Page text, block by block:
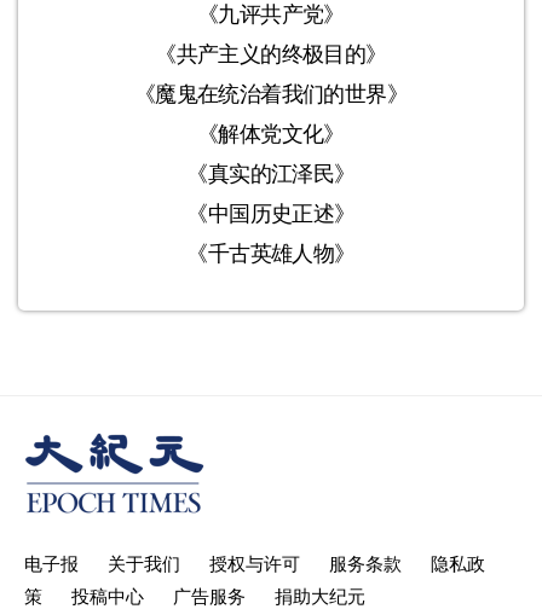
《九评共产党》
《共产主义的终极目的》
《魔鬼在统治着我们的世界》
《解体党文化》
《真实的江泽民》
《中国历史正述》
《千古英雄人物》
电子报 关于我们 授权与许可 服务条款
隐私政
策
投稿中心 广告服务 捐助大纪元